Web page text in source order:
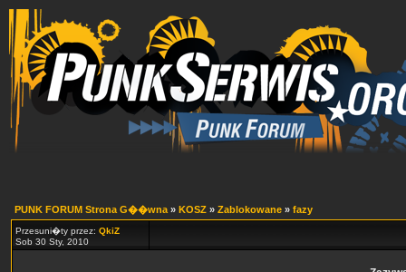
PUNK FORUM Strona G��wna » KOSZ » Zablokowane » fazy
Przesuni�ty przez: QkiZ
Sob 30 Sty, 2010